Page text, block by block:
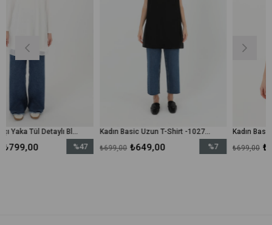
Kadın Balıkçı Yaka Tül Detaylı Bluz - 10269TUN - Ekru
%47
Kadın Basic Uzun T-Shirt -10271TUN - Siyah
₺649,00
₺699,00 ₺649,00
₺699,00